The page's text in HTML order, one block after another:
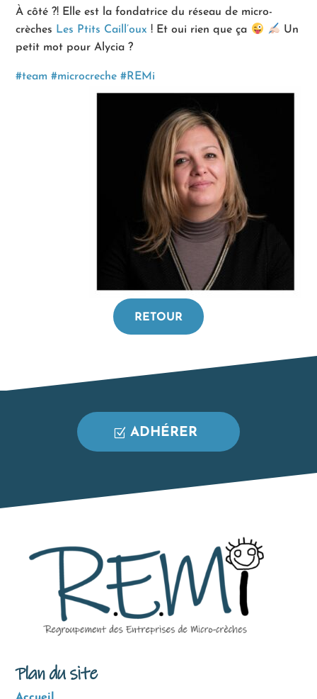
À côté ?! Elle est la fondatrice du réseau de micro-
crèches Les Ptits Caill’oux ! Et oui rien que ça
Un
petit mot pour Alycia ?
#team #microcreche #REMi
RETOUR
ADHÉRER
Plan du site